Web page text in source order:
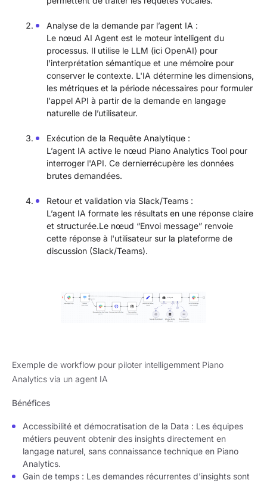
Analyse de la demande par l’agent IA :
Le nœud AI Agent est le moteur intelligent du
processus. Il utilise le LLM (ici OpenAI) pour
l'interprétation sémantique et une mémoire pour
conserver le contexte. L'IA détermine les dimensions,
les métriques et la période nécessaires pour formuler
l'appel API à partir de la demande en langage
naturelle de l’utilisateur.
Exécution de la Requête Analytique :
L’agent IA active le nœud Piano Analytics Tool pour
interroger l'API. Ce dernierrécupère les données
brutes demandées.
Retour et validation via Slack/Teams :
L’agent IA formate les résultats en une réponse claire
et structurée.Le nœud “Envoi message” renvoie
cette réponse à l'utilisateur sur la plateforme de
discussion (Slack/Teams).
Exemple de workflow pour piloter intelligemment Piano
Analytics via un agent IA
Bénéfices
Accessibilité et démocratisation de la Data : Les équipes
métiers peuvent obtenir des insights directement en
langage naturel, sans connaissance technique en Piano
Analytics.
Gain de temps : Les demandes récurrentes d'insights sont